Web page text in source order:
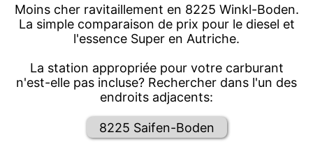
Moins cher ravitaillement en 8225 Winkl-Boden.
La simple comparaison de prix pour le diesel et
l'essence Super en Autriche.
La station appropriée pour votre carburant
n'est-elle pas incluse? Rechercher dans l'un des
endroits adjacents:
8225 Saifen-Boden